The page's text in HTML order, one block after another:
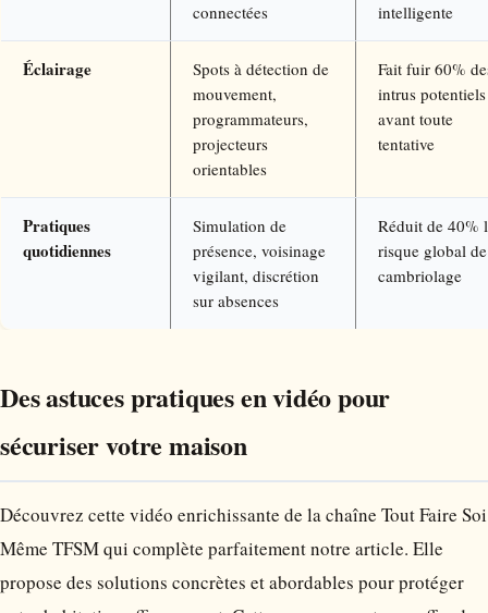
connectées
intelligente
Éclairage
Spots à détection de
mouvement,
programmateurs,
projecteurs
orientables
Fait fuir 60%
intrus potentiels
avant toute
tentative
Pratiques
quotidiennes
Simulation de
présence, voisinage
vigilant, discrétion
sur absences
Réduit de 40%
risque global de
cambriolage
Des astuces pratiques en vidéo pour
sécuriser votre maison
Découvrez cette vidéo enrichissante de la chaîne Tout Faire Soi
Même TFSM qui complète parfaitement notre article. Elle
propose des solutions concrètes et abordables pour protéger